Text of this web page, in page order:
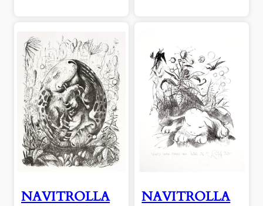
NAVITROLLA NAVITROLLA